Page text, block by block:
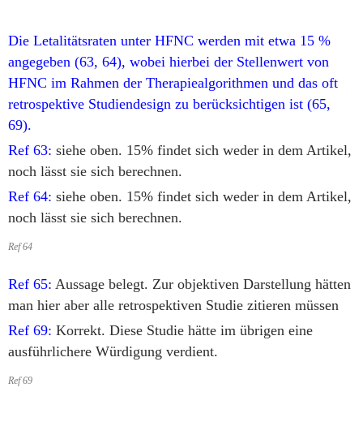
Die Letalitätsraten unter HFNC werden mit etwa 15 %
angegeben (63, 64), wobei hierbei der Stellenwert von
HFNC im Rahmen der Therapiealgorithmen und das oft
retrospektive Studiendesign zu berücksichtigen ist (65,
69).
Ref 63: siehe oben. 15% findet sich weder in dem Artikel,
noch lässt sie sich berechnen.
Ref 64: siehe oben. 15% findet sich weder in dem Artikel,
noch lässt sie sich berechnen.
Ref 64
Ref 65: Aussage belegt. Zur objektiven Darstellung hätten
man hier aber alle retrospektiven Studie zitieren müssen
Ref 69: Korrekt. Diese Studie hätte im übrigen eine
ausführlichere Würdigung verdient.
Ref 69